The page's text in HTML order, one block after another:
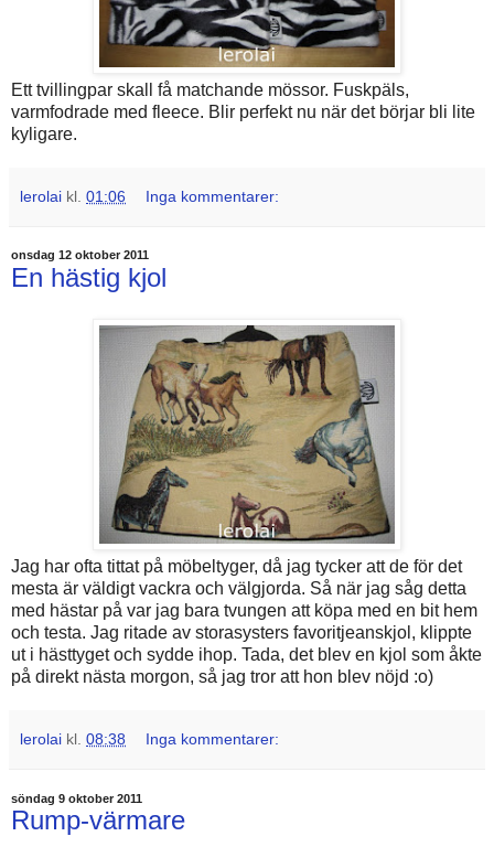
Ett tvillingpar skall få matchande mössor. Fuskpäls,
varmfodrade med fleece. Blir perfekt nu när det börjar bli lite
kyligare.
lerolai kl. 01:06 Inga kommentarer:
onsdag 12 oktober 2011
En hästig kjol
Jag har ofta tittat på möbeltyger, då jag tycker att de för det
mesta är väldigt vackra och välgjorda. Så när jag såg detta
med hästar på var jag bara tvungen att köpa med en bit hem
och testa. Jag ritade av storasysters favoritjeanskjol, klippte
ut i hästtyget och sydde ihop. Tada, det blev en kjol som åkte
på direkt nästa morgon, så jag tror att hon blev nöjd :o)
lerolai kl. 08:38 Inga kommentarer:
söndag 9 oktober 2011
Rump-värmare